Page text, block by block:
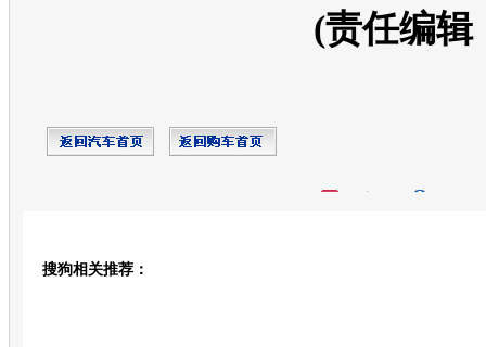
(责任编辑
搜狗相关推荐：